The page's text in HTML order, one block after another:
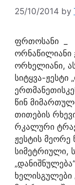
25/10/2014 by
ფრთოსანი _
ორნაწილიანი
ორხელიანი,
სიტყვა-ჟესტი
წინ
თითების
რკალური
ჟესტის
სიმეტრიული,